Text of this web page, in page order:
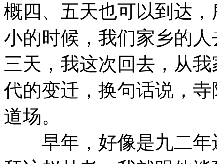
概四、五天也可以到达
小的时候，我们家乡的
三天，我这次回去，从
代的变迁，换句话说，
道场。
早年，好像是九二年